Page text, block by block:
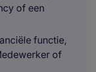
of een
functie,
of